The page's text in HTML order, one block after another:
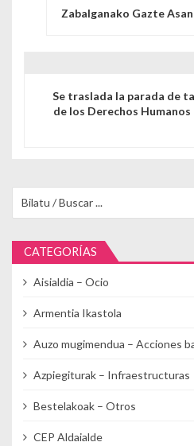
Zabalganako Gazte
Se traslada la parada de
de los Derechos
CATEGORÍAS
Aisialdia – Ocio
Armentia Ikastola
Auzo mugimendua – Acciones
Azpiegiturak – Infraestructuras
Bestelakoak – Otros
CEP Aldaialde